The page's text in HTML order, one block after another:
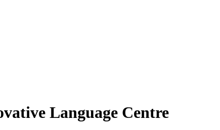
Language Centre